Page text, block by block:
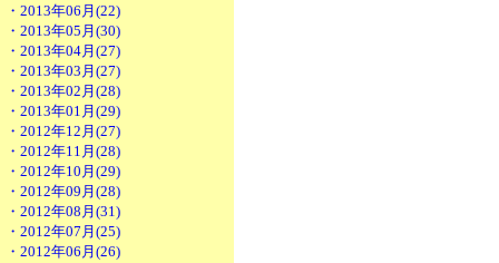
・2013年06月(22)
・2013年05月(30)
・2013年04月(27)
・2013年03月(27)
・2013年02月(28)
・2013年01月(29)
・2012年12月(27)
・2012年11月(28)
・2012年10月(29)
・2012年09月(28)
・2012年08月(31)
・2012年07月(25)
・2012年06月(26)